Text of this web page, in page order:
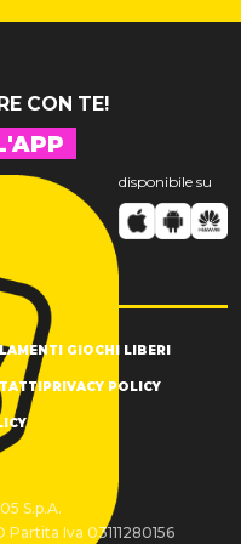
CON TE!
disponibile su
GIOCHI LIBERI
PRIVACY POLICY
S.p.A.
Iva 03111280156